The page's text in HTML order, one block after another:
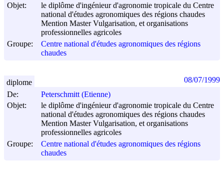
Objet:
le diplôme d'ingénieur d'agronomie tropicale du Centre
national d'études agronomiques des régions chaudes
Mention Master Vulgarisation, et organisations
professionnelles agricoles
Groupe:
Centre national d'études agronomiques des régions
chaudes
De:
Peterschmitt (Etienne)
Objet:
le diplôme d'ingénieur d'agronomie tropicale du Centre
national d'études agronomiques des régions chaudes
Mention Master Vulgarisation, et organisations
professionnelles agricoles
Groupe:
Centre national d'études agronomiques des régions
chaudes
diplome 08/07/1999